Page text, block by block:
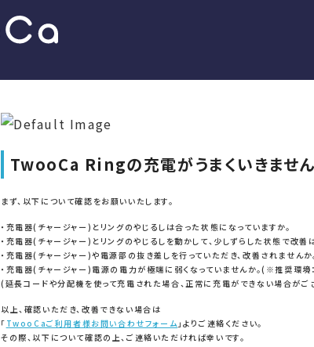
TwooCa Ringの充電がうまくいきません
まず、以下について確認をお願いいたします。
・充電器(チャージャー)とリングのやじるしは合った状態になっていますか。
・充電器(チャージャー)とリングのやじるしを動かして、少しずらした状態で改善
・充電器(チャージャー)や電源部の抜き差しを行っていただき、改善されませんか
・充電器(チャージャー)電源の電力が極端に弱くなっていませんか。(※推奨環
(延長コードや分配機を使って充電された場合、正常に充電ができない場合がご
以上、確認いただき、改善できない場合は
「 TwooCaご利用者様お問い合わせフォーム 」よりご連絡ください。
その際、以下について確認の上、ご連絡いただければ幸いです。